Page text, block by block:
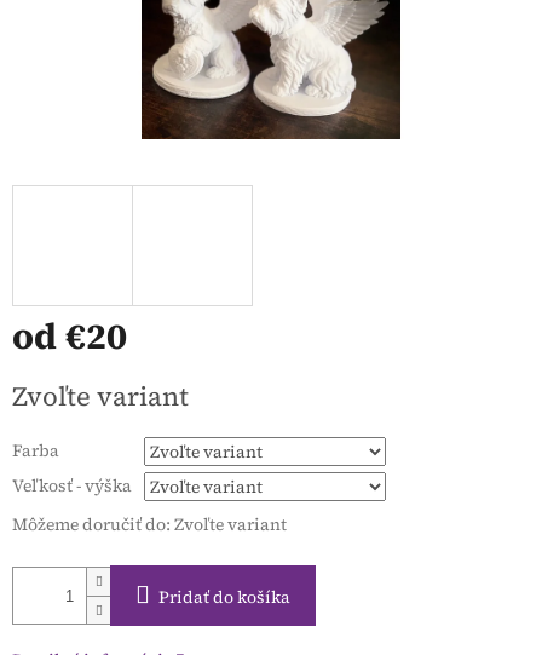
od€20
cena:
Zvoľte variant
Farba
Veľkosť - výška
Môžeme doručiť do: Zvoľte variant
Pridať do košíka